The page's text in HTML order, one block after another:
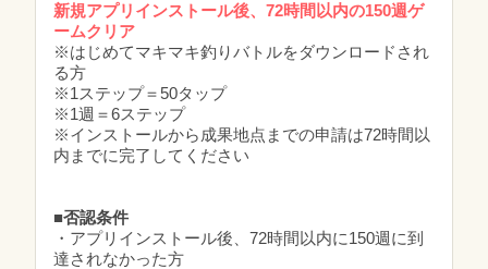
新規アプリインストール後、72時間以内の150週ゲ
ームクリア
※はじめてマキマキ釣りバトルをダウンロードされ
る方
※1ステップ＝50タップ
※1週＝6ステップ
※インストールから成果地点までの申請は72時間以
内までに完了してください
■否認条件
・アプリインストール後、72時間以内に150週に到
達されなかった方